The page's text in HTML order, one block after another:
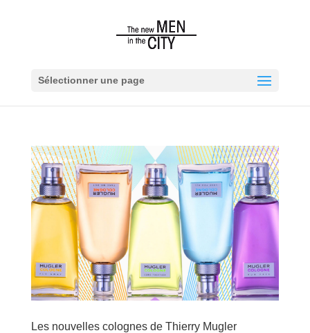
Sélectionner une page
Les nouvelles colognes de Thierry Mugler